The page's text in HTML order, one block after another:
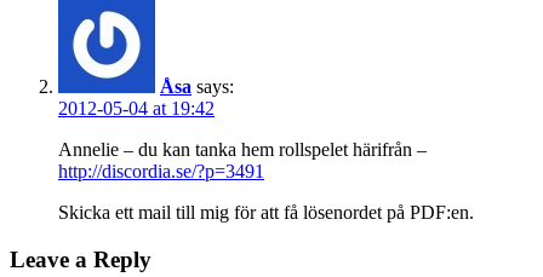
Åsa says:
2012-05-04 at 19:42
Annelie – du kan tanka hem rollspelet härifrån –
http://discordia.se/?p=3491
Skicka ett mail till mig för att få lösenordet på PDF:en.
Leave a Reply